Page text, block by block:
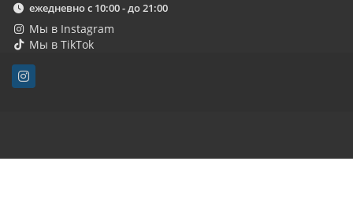
ежедневно с 10:00 - до 21:00
Мы в Instagram
Мы в TikTok